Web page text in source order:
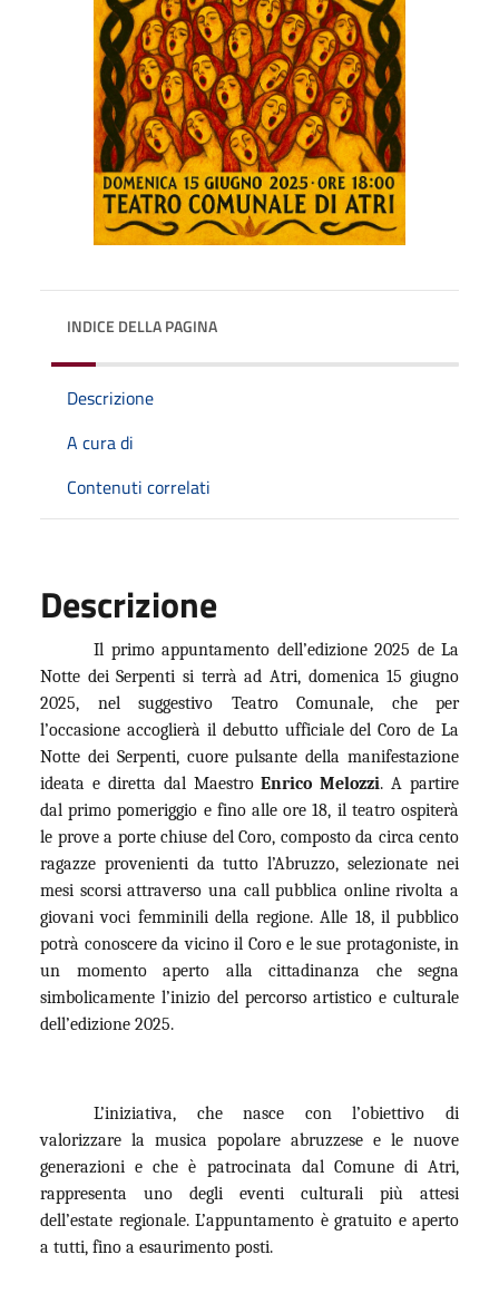
INDICE DELLA PAGINA
Descrizione
A cura di
Contenuti correlati
Descrizione
Il primo appuntamento dell’edizione 2025 de La
Notte dei Serpenti si terrà ad Atri, domenica 15 giugno
2025, nel suggestivo Teatro Comunale, che per
l’occasione accoglierà il debutto ufficiale del Coro de La
Notte dei Serpenti, cuore pulsante della manifestazione
ideata e diretta dal MaestroEnrico Melozzi. A partire
dal primo pomeriggio e fino alle ore 18, il teatro ospiterà
le prove a porte chiuse del Coro, composto da circa cento
ragazze provenienti da tutto l’Abruzzo, selezionate nei
mesi scorsi attraverso una call pubblica online rivolta a
giovani voci femminili della regione. Alle 18, il pubblico
potrà conoscere da vicino il Coro e le sue protagoniste, in
un momento aperto alla cittadinanza che segna
simbolicamente l’inizio del percorso artistico e culturale
dell’edizione 2025.
L’iniziativa, che nasce con l’obiettivo di
valorizzare la musica popolare abruzzese e le nuove
generazioni e che è patrocinata dal Comune di Atri,
rappresenta uno degli eventi culturali più attesi
dell’estate regionale. L’appuntamento è gratuito e aperto
a tutti, fino a esaurimento posti.